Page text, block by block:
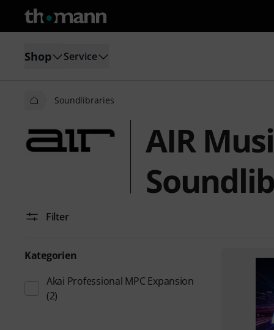
Shop Service
Soundlibraries
AIR
Filter
Kategorien
Akai Professional MPC Expansion
(2)